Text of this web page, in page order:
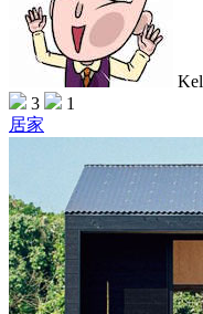
3
1
居家